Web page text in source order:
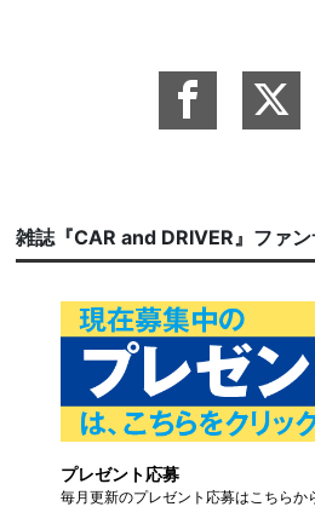
雑誌『CAR and DRIVER』ファ
プレゼント応募
毎月更新のプレゼント応募はこちらか